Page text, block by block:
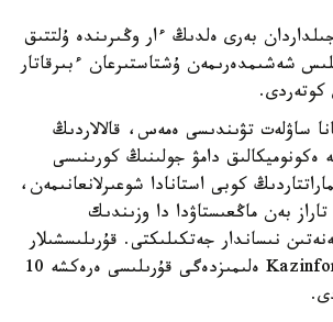
بەرى ەلدىڭ ءار وڭىرىندە ۇلتتىق
شەشىمدەرىمەن ۇشتاستىرعان ءبىرقاتار
كوتەردى.
ساۋلەت تۋىندىسى ەمەس، قالالاردىڭ
ەكونوميكالىق دامۋ جولىنىڭ كورىنىسى
كوبى استانادا شوعىرلانعانىمەن،
بەن ماڭعىستاۋدا دا وزىندىك
نىساندار جەتكىلىكتى. قۇرىلىسشىلار
كۇنى قارساڭىندا Kazinform ەلىمىزدەگى قۇرىلىسى ەرەكشە 10